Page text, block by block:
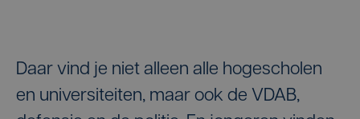
Daar vind je niet alleen alle hogescholen
en universiteiten, maar ook de VDAB,